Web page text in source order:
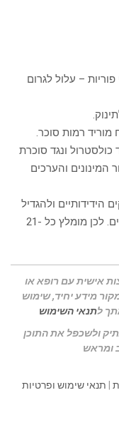
– עלול לגרום
רמות סוכר.
ונגד סוכרת
המינונים והערכים
הידידותיים ולהגדיל
סיכוי לצמיחת קנדידה ושמרים אחרים. לכן מומלץ כל 21-
אישית עם רופא או
מידע יחיד, שימוש
לתנאי השימוש
ולשכפל את התוכן
ומראש
| תנאי שימוש ופרטיות